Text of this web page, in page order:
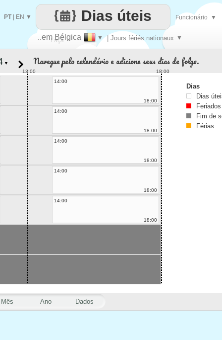
Faça
..em Bélgica ▼ | Jours fériés nationaux ▼
Dias úteis
PT| EN ▼ Funcionário ▼
Mês Ano Dados
▼ Navegue pelo calendário e adicione seus dias de folga.
13:00
18:00
14:00
18:00
14:00
18:00
14:00
18:00
14:00
18:00
14:00
18:00
Dias
Dias
Feriados
Fim de
Férias